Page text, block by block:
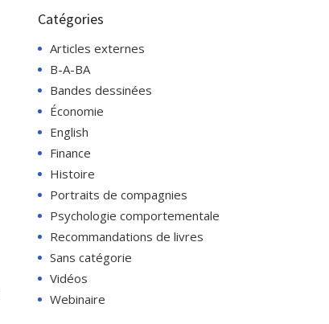
Catégories
Articles externes
B-A-BA
Bandes dessinées
Économie
English
Finance
Histoire
Portraits de compagnies
Psychologie comportementale
Recommandations de livres
Sans catégorie
Vidéos
Webinaire